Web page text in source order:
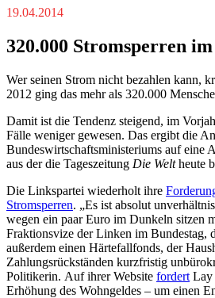
19.04.2014
320.000 Stromsperren
Wer seinen Strom nicht bezahlen kann,
2012 ging das mehr als 320.000
Damit ist die Tendenz steigend, im
Fälle weniger gewesen. Das ergibt die
Bundeswirtschaftsministeriums auf eine
aus der die Tageszeitung Die Weltheute
Die Linkspartei wiederholt ihre
Stromsperren. „Es ist absolut
wegen ein paar Euro im Dunkeln sitzen
Fraktionsvize der Linken im Bundestag,
außerdem einen Härtefallfonds, der
Zahlungsrückständen kurzfristig
Politikerin. Auf ihrer Website fordert Lay
Erhöhung des Wohngeldes – um einen